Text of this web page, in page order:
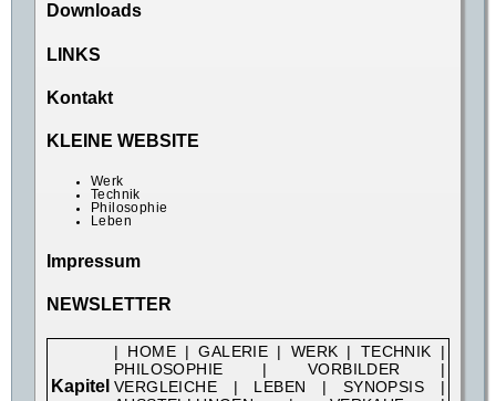
Downloads
LINKS
Kontakt
KLEINE WEBSITE
Werk
Technik
Philosophie
Leben
Impressum
NEWSLETTER
Kapitel
| HOME |GALERIE | WERK | TECHNIK |
PHILOSOPHIE | VORBILDER |
VERGLEICHE | LEBEN | SYNOPSIS |